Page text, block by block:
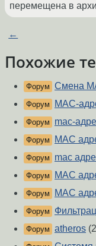
перемещена в
←
Похожие
Форум Смена
Форум MAC-
Форум mac-
Форум MAC
Форум mac
Форум MAC
Форум MAC
Форум
Форум atheros